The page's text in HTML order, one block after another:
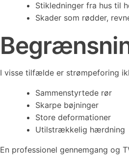
Stikledninger fra hus til
Skader som rødder,
I visse tilfælde er strømpeforing
Sammenstyrtede rør
Skarpe bøjninger
Store deformationer
Utilstrækkelig hærdning
En professionel gennemgang og